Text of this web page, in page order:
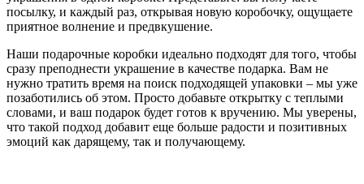
посылку, и каждый раз, открывая новую коробочку, ощущаете
приятное волнение и предвкушение.
Наши подарочные коробки идеально подходят для того, чтобы
сразу преподнести украшение в качестве подарка. Вам не
нужно тратить время на поиск подходящей упаковки – мы уже
позаботились об этом. Просто добавьте открытку с теплыми
словами, и ваш подарок будет готов к вручению. Мы уверены,
что такой подход добавит еще больше радости и позитивных
эмоций как дарящему, так и получающему.